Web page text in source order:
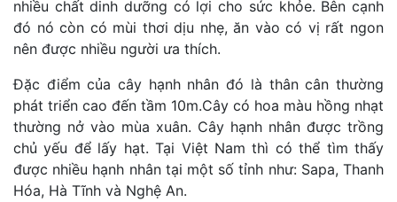
nhiều chất dinh dưỡng có lợi cho sức khỏe. Bên cạnh
đó nó còn có mùi thơi dịu nhẹ, ăn vào có vị rất ngon
nên được nhiều người ưa thích.
Đặc điểm của cây hạnh nhân đó là thân cân thường
phát triển cao đến tầm 10m.Cây có hoa màu hồng nhạt
thường nở vào mùa xuân. Cây hạnh nhân được trồng
chủ yếu để lấy hạt. Tại Việt Nam thì có thể tìm thấy
được nhiều hạnh nhân tại một số tỉnh như: Sapa, Thanh
Hóa, Hà Tĩnh và Nghệ An.